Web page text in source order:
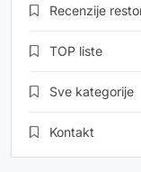
Recenzije
TOP liste
Sve kategorije
Kontakt